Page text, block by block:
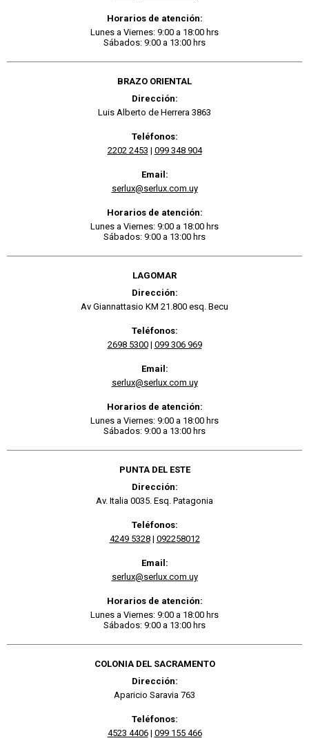
Horarios de atención:
Lunes a Viernes: 9:00 a 18:00 hrs
Sábados: 9:00 a 13:00 hrs
BRAZO ORIENTAL
Dirección:
Luis Alberto de Herrera 3863
Teléfonos:
2202 2453 | 099 348 904
Email:
serlux@serlux.com.uy
Horarios de atención:
Lunes a Viernes: 9:00 a 18:00 hrs
Sábados: 9:00 a 13:00 hrs
LAGOMAR
Dirección:
Av Giannattasio KM 21.800 esq. Becu
Teléfonos:
2698 5300| 099 306 969
Email:
serlux@serlux.com.uy
Horarios de atención:
Lunes a Viernes: 9:00 a 18:00 hrs
Sábados: 9:00 a 13:00 hrs
PUNTA DEL ESTE
Dirección:
Av. Italia 0035. Esq. Patagonia
Teléfonos:
4249 5328| 092258012
Email:
serlux@serlux.com.uy
Horarios de atención:
Lunes a Viernes: 9:00 a 18:00 hrs
Sábados: 9:00 a 13:00 hrs
COLONIA DEL SACRAMENTO
Dirección:
Aparicio Saravia 763
Teléfonos:
4523 4406| 099 155 466